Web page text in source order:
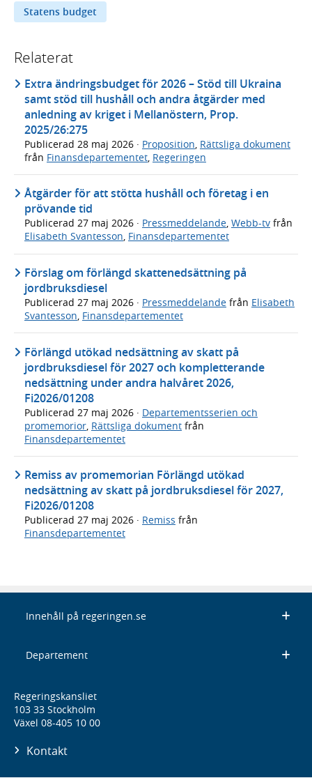
Statens budget
Relaterat
Extra ändringsbudget för 2026 – Stöd till Ukraina
samt stöd till hushåll och andra åtgärder med
anledning av kriget i Mellanöstern, Prop.
2025/26:275
Publicerad 28 maj 2026 · Proposition Rättsliga dokument
från Finansdepartementet Regeringen
Åtgärder för att stötta hushåll och företag i en
prövande tid
Publicerad 27 maj 2026 · Pressmeddelande, Webb-tv från
Elisabeth Svantesson, Finansdepartementet
Förslag om förlängd skattenedsättning på
jordbruksdiesel
Publicerad 27 maj 2026 · Pressmeddelande från Elisabeth
Svantesson, Finansdepartementet
Förlängd utökad nedsättning av skatt på
jordbruksdiesel för 2027 och kompletterande
nedsättning under andra halvåret 2026,
Fi2026/01208
Publicerad 27 maj 2026 · Departementsserien och
promemorior Rättsliga dokument från
Finansdepartementet
Remiss av promemorian Förlängd utökad
nedsättning av skatt på jordbruksdiesel för 2027,
Fi2026/01208
Publicerad 27 maj 2026 · Remiss från
Finansdepartementet
Innehåll på regeringen.se
Departement
Regeringskansliet
103 33 Stockholm
Växel 08-405 10 00
Kontakt